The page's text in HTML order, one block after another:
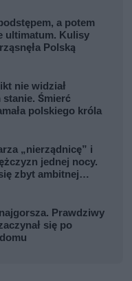
a potem
ultimatum. Kulisy
Polską
nie widział
Śmierć
polskiego króla
„nierządnicę” i
jednej nocy.
zbyt ambitnej
Prawdziwy
się po